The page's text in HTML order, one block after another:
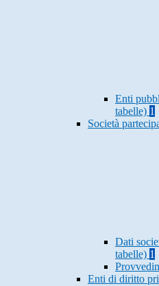
Enti
tabelle) 1
Società
Dati
tabelle) 1
Enti di diritto